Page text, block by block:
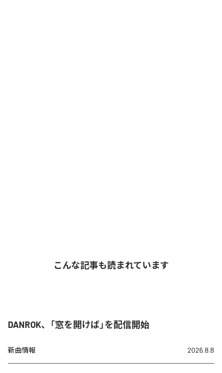
こんな記事も読まれています
DANROK、「窓を開けば」を配信開始
新曲情報 2026.8.8